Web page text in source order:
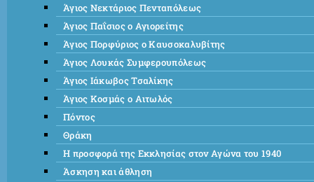
Άγιος Νεκτάριος Πενταπόλεως
Άγιος Παΐσιος ο Αγιορείτης
Άγιος Πορφύριος ο Καυσοκαλυβίτης
Άγιος Λουκάς Συμφερουπόλεως
Άγιος Ιάκωβος Τσαλίκης
Άγιος Κοσμάς ο Αιτωλός
Πόντος
Θράκη
Η προσφορά της Εκκλησίας στον Αγώνα του 1940
Άσκηση και άθληση